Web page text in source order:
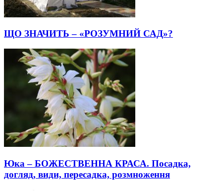
ЩО ЗНАЧИТЬ – «РОЗУМНИЙ САД»?
Юка – БОЖЕСТВЕННА КРАСА. Посадка,
догляд, види, пересадка, розмноження